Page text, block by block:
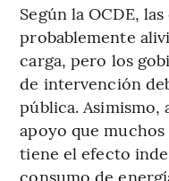
Según la OCDE,
probablemente
carga, pero los
de intervención
pública.
apoyo que
tiene el efecto
consumo de